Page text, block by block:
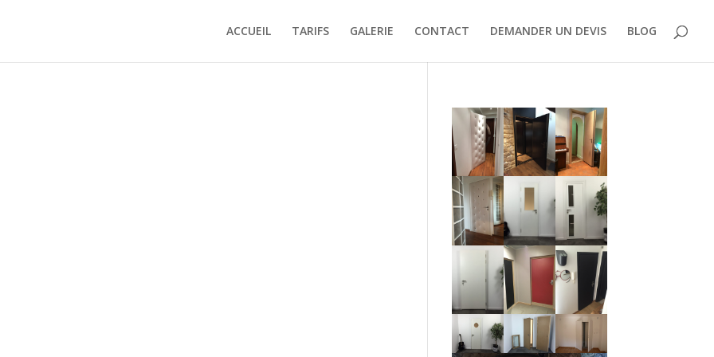
ACCUEIL TARIFS GALERIE CONTACT DEMANDER UN DEVIS BLOG